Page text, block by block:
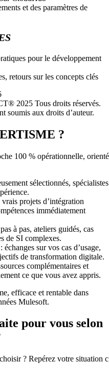
et des paramètres de
pour le développement
retours sur les concepts clés
2025 Tous droits réservés.
soumis aux droits d’auteur.
?
100 % opérationnelle,
sélectionnés, spécialistes
vrais projets d’intégration
immédiatement
à pas, ateliers guidés, cas
de SI complexes.
sur vos cas d’usage,
de transformation digitale.
complémentaires et
ce que vous avez appris.
efficace et rentable dans
Mulesoft.
pour vous selon
? Repérez votre situation